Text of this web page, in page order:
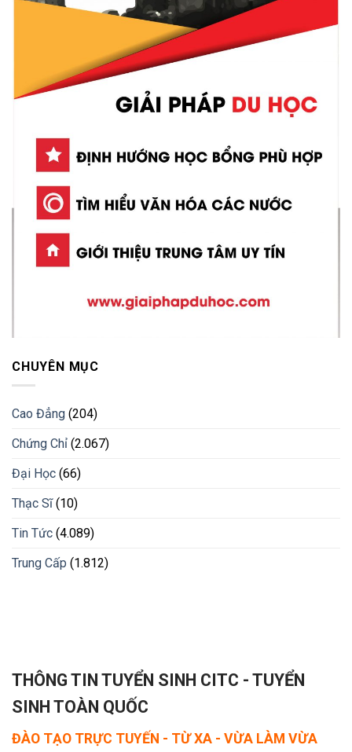
CHUYÊN MỤC
Cao Đẳng (204)
Chứng Chỉ (2.067)
Đại Học (66)
Thạc Sĩ(10)
Tin Tức (4.089)
Trung Cấp (1.812)
THÔNG TIN TUYỂN SINH CITC - TUYỂN
SINH TOÀN QUỐC
ĐÀO TẠO TRỰC TUYẾN - TỪ XA - VỪA LÀM VỪA